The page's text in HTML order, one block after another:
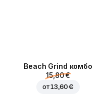
Beach Grind комбо
15,80 €
от13,60 €